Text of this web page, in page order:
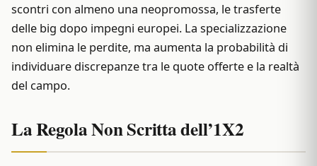
scontri con almeno una neopromossa, le trasferte
delle big dopo impegni europei. La specializzazione
non elimina le perdite, ma aumenta la probabilità di
individuare discrepanze tra le quote offerte e la realtà
del campo.
La Regola Non Scritta dell’1X2